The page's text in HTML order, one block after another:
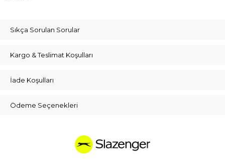
Sıkça Sorulan Sorular
Kargo & Teslimat Koşulları
İade Koşulları
Ödeme Seçenekleri